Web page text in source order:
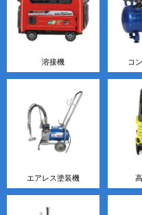
溶接機 コ
エアレス塗装機